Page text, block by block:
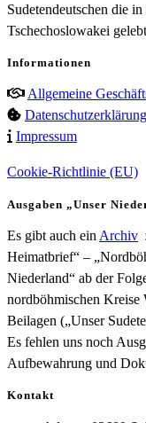
Sudetendeutschen die
Tschechoslowakei
Informationen
Allgemeine
Datenschutzerklärung
Impressum
Cookie-Richtlinie (EU)
Ausgaben „Unser
Es gibt auch ein Archiv
Heimatbrief“ –
Niederland“ ab der
nordböhmischen Kreise
Beilagen („Unser
Es fehlen uns noch
Aufbewahrung und
Kontakt